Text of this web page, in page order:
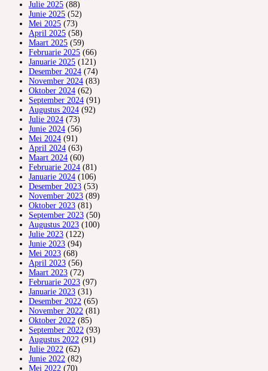
Julie 2025 (88)
Junie 2025 (52)
Mei 2025 (73)
April 2025 (58)
Maart 2025 (59)
Februarie 2025 (66)
Januarie 2025 (121)
Desember 2024 (74)
November 2024 (83)
Oktober 2024 (62)
September 2024 (91)
Augustus 2024 (92)
Julie 2024 (73)
Junie 2024 (56)
Mei 2024 (91)
April 2024 (63)
Maart 2024 (60)
Februarie 2024 (81)
Januarie 2024 (106)
Desember 2023 (53)
November 2023 (89)
Oktober 2023 (81)
September 2023 (50)
Augustus 2023 (100)
Julie 2023 (122)
Junie 2023 (94)
Mei 2023 (68)
April 2023 (56)
Maart 2023 (72)
Februarie 2023 (97)
Januarie 2023 (31)
Desember 2022 (65)
November 2022 (81)
Oktober 2022 (85)
September 2022 (93)
Augustus 2022 (91)
Julie 2022 (62)
Junie 2022 (82)
Mei 2022 (70)